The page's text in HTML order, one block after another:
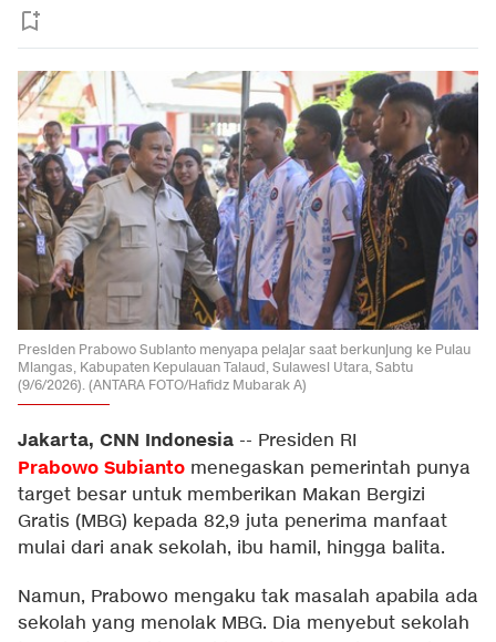
Presiden Prabowo Subianto menyapa pelajar saat berkunjung ke Pulau
Miangas, Kabupaten Kepulauan Talaud, Sulawesi Utara, Sabtu
(9/6/2026). (ANTARA FOTO/Hafidz Mubarak A)
Jakarta, CNN Indonesia -- Presiden RI
Prabowo Subianto menegaskan pemerintah punya
target besar untuk memberikan Makan Bergizi
Gratis (MBG) kepada 82,9 juta penerima manfaat
mulai dari anak sekolah, ibu hamil, hingga balita.
Namun, Prabowo mengaku tak masalah apabila ada
sekolah yang menolak MBG. Dia menyebut sekolah